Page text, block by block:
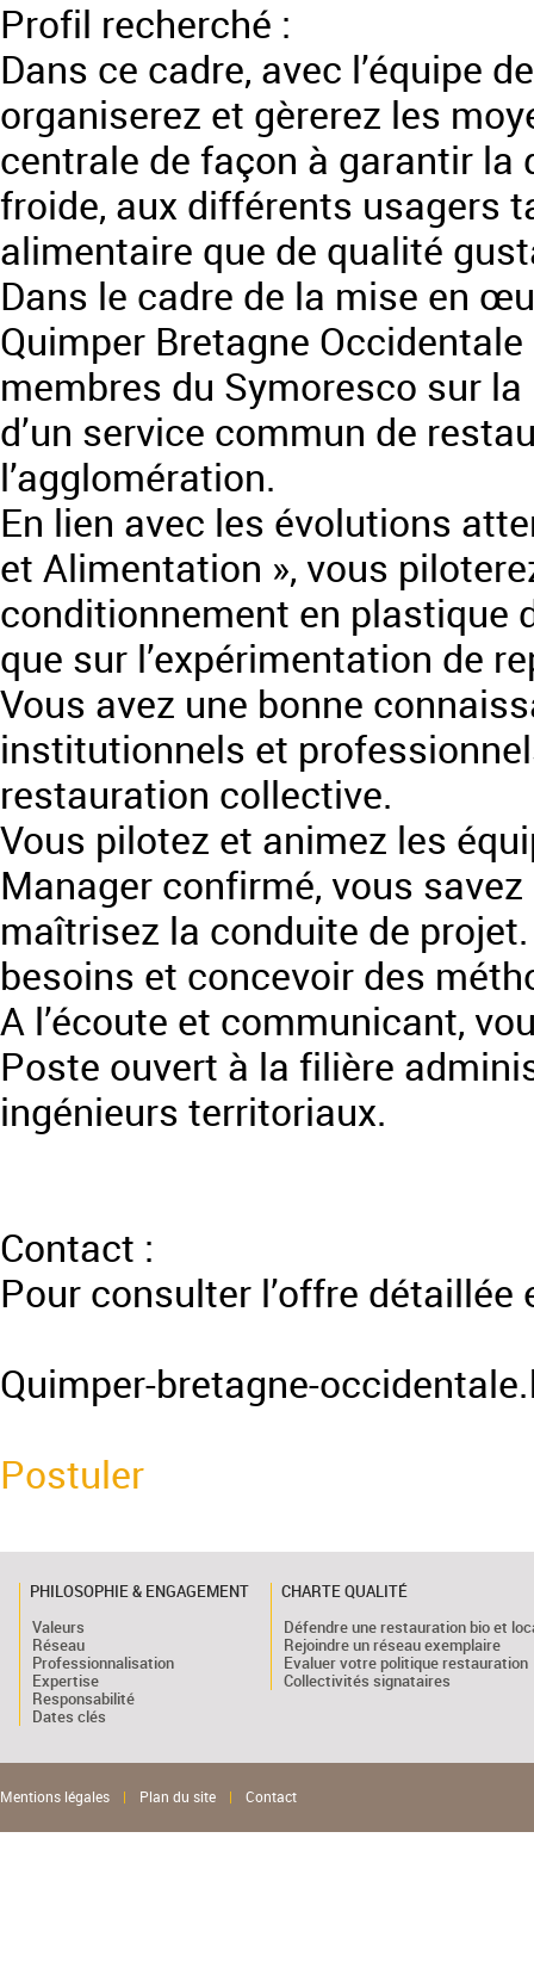
Profil recherché :
Dans ce cadre, avec l’équipe
organiserez et gèrerez les
centrale de façon à garantir la
froide, aux différents usagers
alimentaire que de qualité
Dans le cadre de la mise en
Quimper Bretagne
membres du Symoresco sur
d’un service commun de
l’agglomération.
En lien avec les évolutions
et Alimentation », vous
conditionnement en plastique
que sur l’expérimentation de
Vous avez une bonne
institutionnels et
restauration collective.
Vous pilotez et animez les
Manager confirmé, vous
maîtrisez la conduite de
besoins et concevoir des
A l’écoute et communicant,
Poste ouvert à la filière
ingénieurs territoriaux.
Contact :
Pour consulter l’offre détaillée
Quimper-bretagne-
Postuler
PHILOSOPHIE & ENGAGEMENT
Valeurs
Réseau
Professionnalisation
Expertise
Responsabilité
Dates clés
CHARTE QUALITÉ
Défendre une restauration bio et
Rejoindre un réseau exemplaire
Evaluer votre politique restauration
Collectivités signataires
Mentions légales | Plan du site | Contact